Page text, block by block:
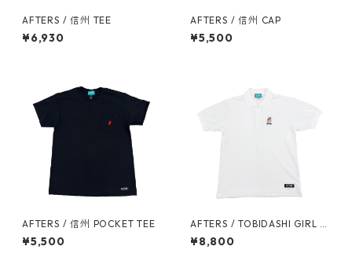
AFTERS / 信州 TEE
¥6,930
AFTERS / 信州 CAP
¥5,500
AFTERS / 信州 POCKET TEE
¥5,500
AFTERS / TOBIDASHI GIRL P
OLO
¥8,800